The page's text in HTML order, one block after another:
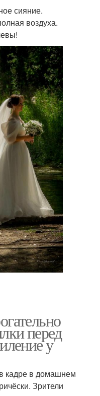
сияние.
воздуха.
перед
у
кадре в домашнем
Зрители